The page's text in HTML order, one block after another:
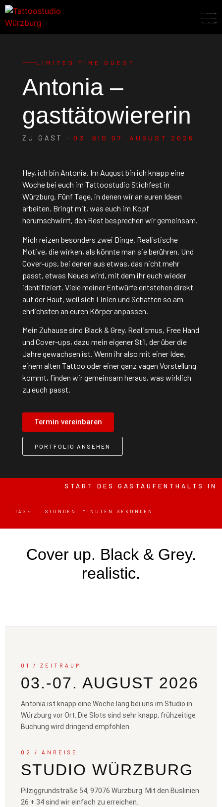
LIMITED TIME GUEST
Antonia –
gasttätowiererin
ZU GAST · 03. BIS 07. AUGUST 2026
Hey, ich bin Antonia. Im August bin ich knapp eine
Woche bei euch im Tattoostudio Stichfest in
Würzburg. Fünf Tage, in denen wir an euren Ideen
arbeiten. Bringt mit, was euch im Kopf
herumschwirrt, den Rest besprechen wir gemeinsam.
Mich reizen besonders zwei Dinge. Realistische
Motive, die wirken, als könnte man sie berühren. Und
Cover-ups, bei denen aus etwas, das nicht mehr
passt, etwas Neues wird, mit dem ihr euch wieder
identifiziert. Viele meiner Entwürfe entstehen direkt
auf der Haut, weil sich Linien und Schatten so am
ehrlichsten an euren Körper anpassen.
Mein Zuhause sind Black & Grey, Realismus, Free Hand
und Cover-ups, dazu mein eigener Stil, der über die
Jahre gewachsen ist. Wenn ihr also mit einer Idee,
einem alten Tattoo oder einer ganz vagen Vorstellung
kommt, finden wir gemeinsam heraus, was wirklich
zu euch passt.
Termin vereinbaren
PORTFOLIO ANSEHEN
START DES GASTAUFENTHALTS IN
TAGE STUNDEN MINUTEN SEKUNDEN
Cover up. Black & Grey.
realistic.
01 / ZEITRAUM
03.-07. AUGUST 2026
Antonia ist knapp eine Woche lang bei uns im Studio in
Würzburg vor Ort. Die Slots sind sehr knapp, frühzeitige
Buchung wird dringend empfohlen.
02 / ANREISE
STUDIO WÜRZBURG
Pilziggrundstraße 54, 97076 Würzburg. Mit den Buslinien
26 + 34 sind wir einfach zu erreichen.